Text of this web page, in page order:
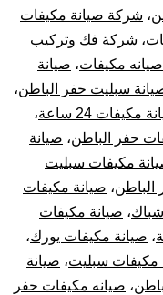
، شركة صيانة مكيفات
، شركة فك وتركيب
مكيفات، صيانة
سبليت حفر الباطن،
مكيفات 24 ساعة
،
حفر الباطن، صيانة
مكيفات سبليت
الباطن، صيانة مكيفات
، صيانة مكيفات
، صيانة مكيفات يورك،
مكيفات سبليت، صيانة
، صيانه مكيفات حفر